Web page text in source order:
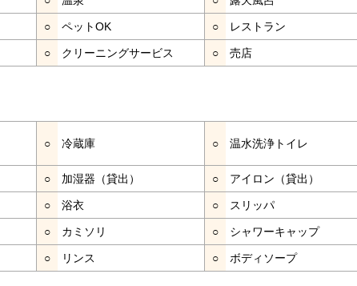
○ ペットOK ○ レストラン
○ クリーニングサービス ○ 売店
○ 冷蔵庫 ○ 温水洗浄トイレ
○ 加湿器（貸出） ○ アイロン（貸出）
○ 浴衣 ○ スリッパ
○ カミソリ ○ シャワーキャップ
○ リンス ○ ボディソープ